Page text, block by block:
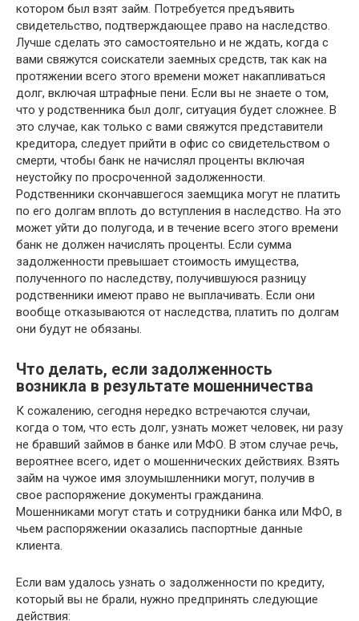
котором был взят займ. Потребуется предъявить
свидетельство, подтверждающее право на наследство.
Лучше сделать это самостоятельно и не ждать, когда с
вами свяжутся соискатели заемных средств, так как на
протяжении всего этого времени может накапливаться
долг, включая штрафные пени. Если вы не знаете о том,
что у родственника был долг, ситуация будет сложнее. В
это случае, как только с вами свяжутся представители
кредитора, следует прийти в офис со свидетельством о
смерти, чтобы банк не начислял проценты включая
неустойку по просроченной задолженности.
Родственники скончавшегося заемщика могут не платить
по его долгам вплоть до вступления в наследство. На это
может уйти до полугода, и в течение всего этого времени
банк не должен начислять проценты. Если сумма
задолженности превышает стоимость имущества,
полученного по наследству, получившуюся разницу
родственники имеют право не выплачивать. Если они
вообще отказываются от наследства, платить по долгам
они будут не обязаны.
Что делать, если задолженность
возникла в результате мошенничества
К сожалению, сегодня нередко встречаются случаи,
когда о том, что есть долг, узнать может человек, ни разу
не бравший займов в банке или МФО. В этом случае речь,
вероятнее всего, идет о мошеннических действиях. Взять
займ на чужое имя злоумышленники могут, получив в
свое распоряжение документы гражданина.
Мошенниками могут стать и сотрудники банка или МФО, в
чьем распоряжении оказались паспортные данные
клиента.
Если вам удалось узнать о задолженности по кредиту,
который вы не брали, нужно предпринять следующие
действия: